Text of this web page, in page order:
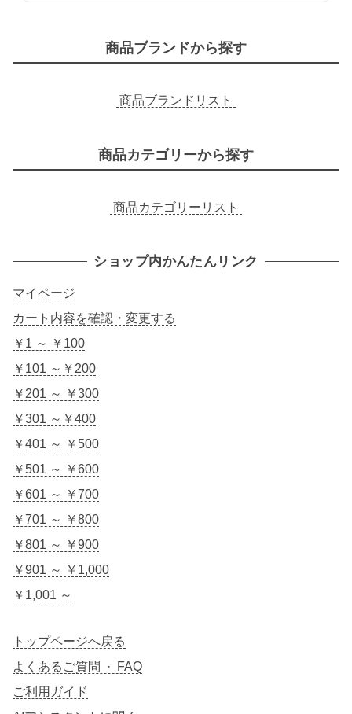
商品ブランドから探す
商品ブランドリスト
商品カテゴリーから探す
商品カテゴリーリスト
ショップ内かんたんリンク
マイページ
カート内容を確認・変更する
￥1 ～ ￥100
￥101 ～￥200
￥201 ～ ￥300
￥301 ～￥400
￥401 ～ ￥500
￥501 ～ ￥600
￥601 ～ ￥700
￥701 ～ ￥800
￥801 ～ ￥900
￥901 ～ ￥1,000
￥1,001 ～
トップページへ戻る
よくあるご質問 · FAQ
ご利用ガイド